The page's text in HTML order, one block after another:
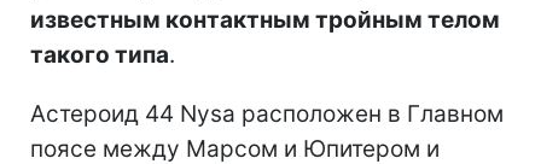
известным контактным тройным телом
такого типа.
Астероид 44 Nysa расположен в Главном
поясе между Марсом и Юпитером и